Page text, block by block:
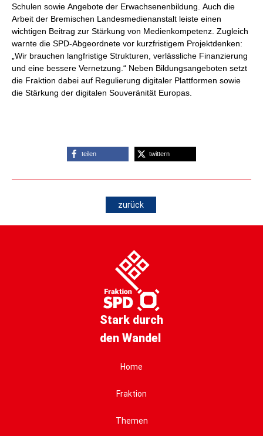
Schulen sowie Angebote der Erwachsenenbildung. Auch die
Arbeit der Bremischen Landesmedienanstalt leiste einen
wichtigen Beitrag zur Stärkung von Medienkompetenz. Zugleich
warnte die SPD-Abgeordnete vor kurzfristigem Projektdenken:
„Wir brauchen langfristige Strukturen, verlässliche Finanzierung
und eine bessere Vernetzung.“ Neben Bildungsangeboten setzt
die Fraktion dabei auf Regulierung digitaler Plattformen sowie
die Stärkung der digitalen Souveränität Europas.
teilen twittern
zurück
Stark durch
den Wandel
Home
Fraktion
Themen